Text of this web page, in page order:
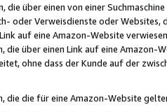
die über einen von einer
oder Verweisdienste oder Websites,
auf eine Amazon-Website
die über einen Link auf eine
ohne dass der Kunde auf der
die die für eine Amazon-Website